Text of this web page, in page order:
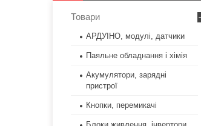
Товари
АРДУІНО, модулі, датчики
Паяльне обладнання і хімія
Акумулятори, зарядні
пристрої
Кнопки, перемикачі